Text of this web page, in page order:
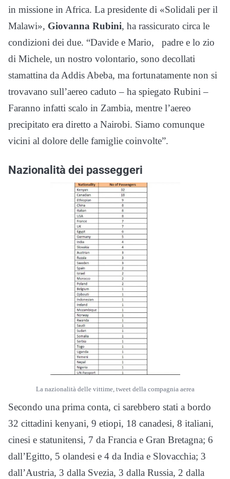
in missione in Africa. La presidente di «Solidali per il
Malawi», Giovanna Rubini, ha rassicurato circa le
condizioni dei due. “Davide e Mario, padre e lo zio
di Michele, un nostro volontario, sono decollati
stamattina da Addis Abeba, ma fortunatamente non si
trovavano sull’aereo caduto – ha spiegato Rubini –
Faranno infatti scalo in Zambia, mentre l’aereo
precipitato era diretto a Nairobi. Siamo comunque
vicini al dolore delle famiglie coinvolte”.
Nazionalità dei passeggeri
La nazionalità delle vittime, tweet della compagnia aerea
Secondo una prima conta, ci sarebbero stati a bordo
32 cittadini kenyani, 9 etiopi, 18 canadesi, 8 italiani,
cinesi e statunitensi, 7 da Francia e Gran Bretagna; 6
dall’Egitto, 5 olandesi e 4 da India e Slovacchia; 3
dall’Austria, 3 dalla Svezia, 3 dalla Russia, 2 dalla